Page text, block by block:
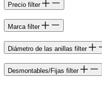
Precio filter
Marca filter
Diámetro de las anillas filter
Desmontables/Fijas filter